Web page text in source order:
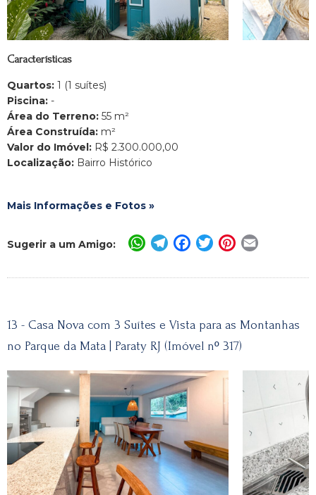
Características
Quartos: 1 (1 suítes)
Piscina: -
Área do Terreno: 55 m²
Área Construída: m²
Valor do Imóvel: R$ 2.300.000,00
Localização: Bairro Histórico
Mais Informações e Fotos »
Sugerir a um Amigo: WhatsApp
Telegram
Facebook
TwitterPinterest
13 - Casa Nova com 3 Suítes e Vista para as Montanhas
no Parque da Mata | Paraty RJ (Imóvel nº 317)